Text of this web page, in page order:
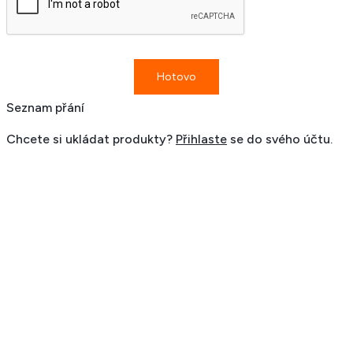
Seznam přání
Chcete si ukládat produkty? Přihlaste se do svého účtu.